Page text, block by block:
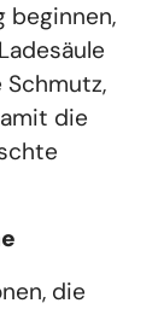
beginnen,
die
die